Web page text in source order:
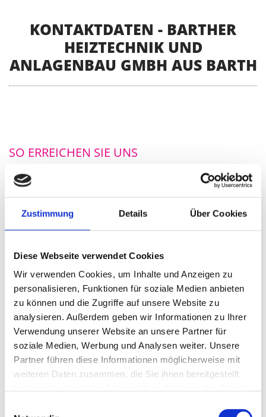
Zustimmung Details Über Cookies
Diese Webseite verwendet Cookies
Wir verwenden Cookies, um Inhalte und Anzeigen zu
personalisieren, Funktionen für soziale Medien anbieten
zu können und die Zugriffe auf unsere Website zu
analysieren. Außerdem geben wir Informationen zu Ihrer
Verwendung unserer Website an unsere Partner für
soziale Medien, Werbung und Analysen weiter. Unsere
Partner führen diese Informationen möglicherweise mit
weiteren Daten zusammen, die Sie ihnen bereitgestellt
KONTAKTDATEN - BARTHER
HEIZTECHNIK UND
ANLAGENBAU GMBH AUS BARTH
SO ERREICHEN SIE UNS
ANSCHRIFT
Barther Heiztechnik und Anlagenbau GmbH
Chausseestraße 58
18356 Barth
KONTAKTDATEN
Telefon:038231 - 8 17 67
Telefax: 038231 - 6 68 88
E-Mail:info@barther-heiztechnik.de
UNSER KONTAKTFORMULAR
Vor- & Nachname